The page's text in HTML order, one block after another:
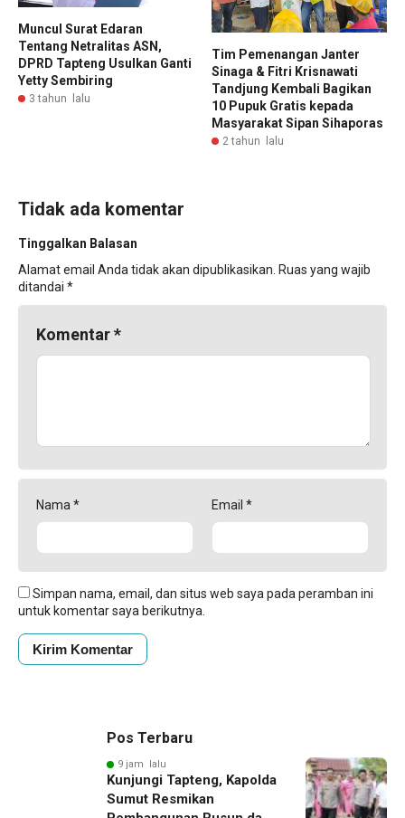
Muncul Surat Edaran
Tentang Netralitas ASN,
DPRD Tapteng Usulkan Ganti
Yetty Sembiring
3 tahun lalu
Tim Pemenangan Janter
Sinaga & Fitri Krisnawati
Tandjung Kembali Bagikan
10 Pupuk Gratis kepada
Masyarakat Sipan Sihaporas
2 tahun lalu
Tidak ada komentar
Tinggalkan Balasan
Alamat email Anda tidak akan dipublikasikan. Ruas yang wajib
ditandai *
Komentar*
Nama* Email *
Simpan nama, email, dan situs web saya pada peramban ini
untuk komentar saya berikutnya.
Pos Terbaru
9 jam lalu
Kunjungi Tapteng, Kapolda
Sumut Resmikan